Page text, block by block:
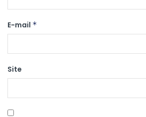
E-mail *
Site